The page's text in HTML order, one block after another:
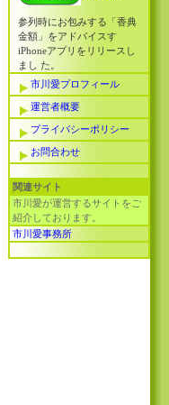
参列時にお包みする「香典
金額」をアドバイスす
iPhoneアプリをリリースし
まし た。
市川愛プロフィール
運営者概要
プライバシーポリシー
お問合わせ
関連サイト
市川愛が運営するサイトをご
紹介しております。
市川愛事務所